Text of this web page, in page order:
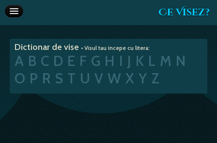
Ce Visez?
Interpretare vise
Articole
Va recomandam
Dictionar de vise • Visul tau incepe cu litera:
A B C D E F G H I J K L M N
O P R S T U V W X Y Z